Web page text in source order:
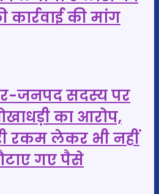
की मांग
जनपद सदस्य पर
का आरोप,
रकम लेकर भी नहीं
गए पैसे